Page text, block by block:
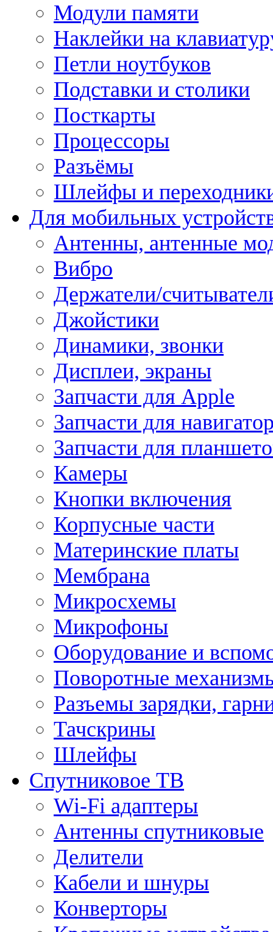
Модули памяти
Наклейки на
Петли ноутбуков
Подставки и столики
Посткарты
Процессоры
Разъёмы
Шлейфы и
Для мобильных
Антенны, антенные
Вибро
Держатели/
Джойстики
Динамики, звонки
Дисплеи, экраны
Запчасти для Apple
Запчасти для
Запчасти для
Камеры
Кнопки включения
Корпусные части
Материнские платы
Мембрана
Микросхемы
Микрофоны
Оборудование и
Поворотные
Разъемы зарядки,
Тачскрины
Шлейфы
Спутниковое ТВ
Wi-Fi адаптеры
Антенны спутниковые
Делители
Кабели и шнуры
Конверторы